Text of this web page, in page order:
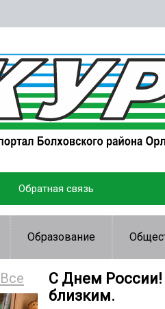
Обратная связь
Образование
Все
С Днем России!
близким.